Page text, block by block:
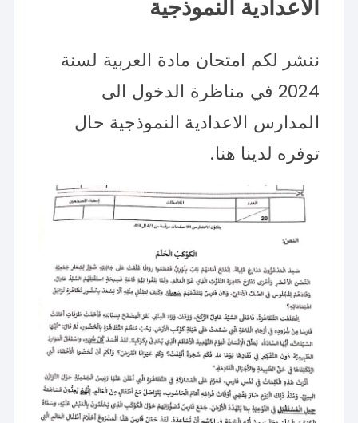
الاعدادية النموذجية
ننشر لكم امتحان مادة العربية لسنة
2024 في مناظرة الدخول الى
المدارس الاعدادية النموذجية حال
توفره لدينا هنا.